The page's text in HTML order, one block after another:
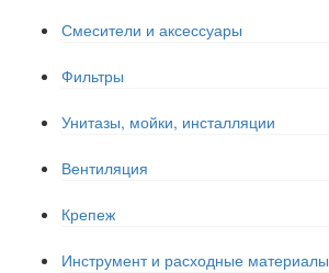
Смесители и аксессуары
Фильтры
Унитазы, мойки, инсталляции
Вентиляция
Крепеж
Инструмент и расходные материалы